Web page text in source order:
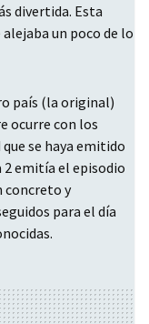
divertida. Esta
un poco de lo
país (la original)
ocurre con los
se haya emitido
emitía el episodio
concreto y
para el día